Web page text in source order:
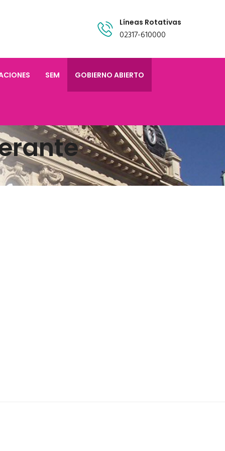
Líneas Rotativas
02317-610000
SEM GOBIERNO ABIERTO